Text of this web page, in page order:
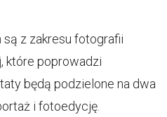
z zakresu fotografii
które poprowadzi
będą podzielone na dwa
i fotoedycję.